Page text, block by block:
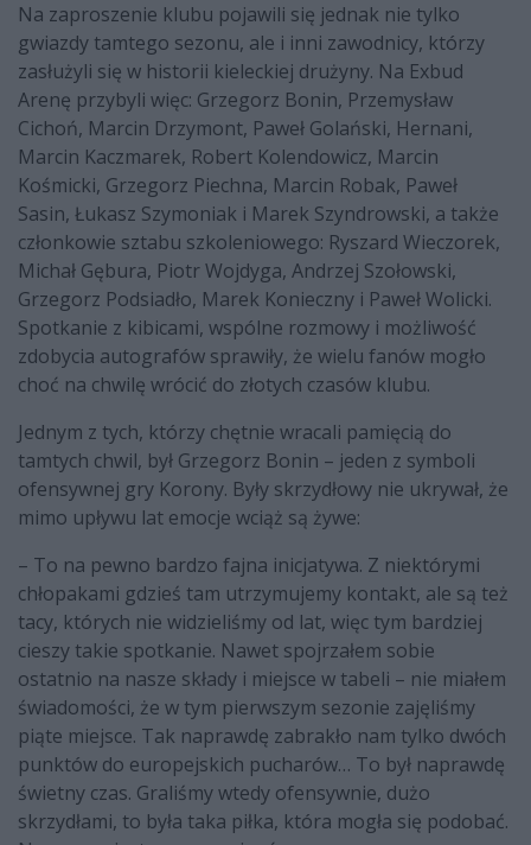
Na zaproszenie klubu pojawili się jednak nie tylko
gwiazdy tamtego sezonu, ale i inni zawodnicy, którzy
zasłużyli się w historii kieleckiej drużyny. Na Exbud
Arenę przybyli więc: Grzegorz Bonin, Przemysław
Cichoń, Marcin Drzymont, Paweł Golański, Hernani,
Marcin Kaczmarek, Robert Kolendowicz, Marcin
Kośmicki, Grzegorz Piechna, Marcin Robak, Paweł
Sasin, Łukasz Szymoniak i Marek Szyndrowski, a także
członkowie sztabu szkoleniowego: Ryszard Wieczorek,
Michał Gębura, Piotr Wojdyga, Andrzej Szołowski,
Grzegorz Podsiadło, Marek Konieczny i Paweł Wolicki.
Spotkanie z kibicami, wspólne rozmowy i możliwość
zdobycia autografów sprawiły, że wielu fanów mogło
choć na chwilę wrócić do złotych czasów klubu.
Jednym z tych, którzy chętnie wracali pamięcią do
tamtych chwil, był Grzegorz Bonin – jeden z symboli
ofensywnej gry Korony. Były skrzydłowy nie ukrywał, że
mimo upływu lat emocje wciąż są żywe:
– To na pewno bardzo fajna inicjatywa. Z niektórymi
chłopakami gdzieś tam utrzymujemy kontakt, ale są też
tacy, których nie widzieliśmy od lat, więc tym bardziej
cieszy takie spotkanie. Nawet spojrzałem sobie
ostatnio na nasze składy i miejsce w tabeli – nie miałem
świadomości, że w tym pierwszym sezonie zajęliśmy
piąte miejsce. Tak naprawdę zabrakło nam tylko dwóch
punktów do europejskich pucharów… To był naprawdę
świetny czas. Graliśmy wtedy ofensywnie, dużo
skrzydłami, to była taka piłka, która mogła się podobać.